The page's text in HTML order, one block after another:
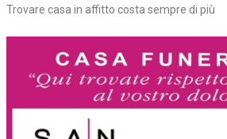
Trovare casa in affitto costa sempre di più